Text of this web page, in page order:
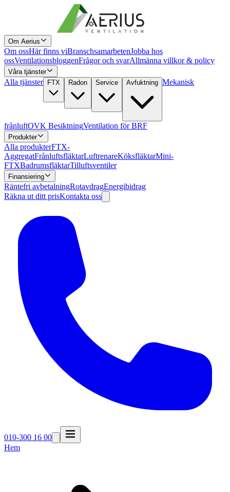
Om Aerius
Om ossHär finns viBranschsamarbetenJobba hos
ossVentilationsbloggenFrågor och svarAllmänna villkor & policy
Våra tjänster
Alla tjänster FTX Radon Service Avfuktning Mekanisk
frånluftOVK BesiktningVentilation för BRF
Produkter
Alla produkterFTX-
AggregatFrånluftsfläktarLuftrenareKöksfläktarMini-
FTXBadrumsfläktarTilluftsventiler
Finansiering
Räntefri avbetalningRotavdragEnergibidrag
Räkna ut ditt prisKontakta oss
010-300 16 00
Hem